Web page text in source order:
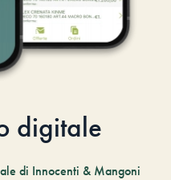
digitale
di Innocenti & Mangoni